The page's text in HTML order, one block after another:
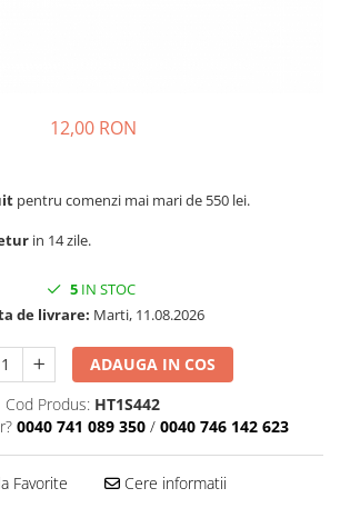
12,00 RON
pentru comenzi mai mari de 550 lei.
in 14 zile.
5 IN STOC
de livrare: Marti, 11.08.2026
ADAUGA IN COS
Cod Produs: HT1S442
0040 741 089 350 / 0040 746 142 623
Favorite Cere informatii